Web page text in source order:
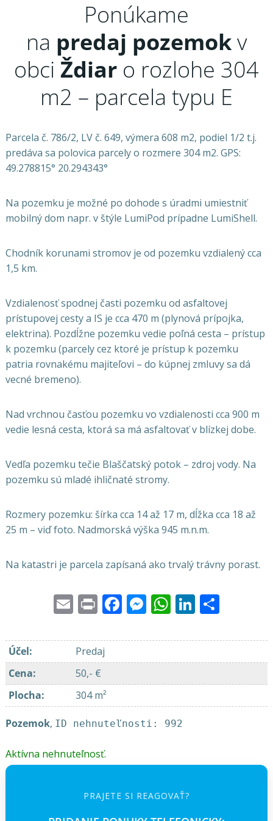
Ponúkame
na predaj pozemokv
obci Ždiar o rozlohe 304
m2 – parcela typu E
Parcela č. 786/2, LV č. 649, výmera 608 m2, podiel 1/2 t.j.
predáva sa polovica parcely o rozmere 304 m2. GPS:
49.278815° 20.294343°
Na pozemku je možné po dohode s úradmi umiestniť
mobilný dom napr. v štýle LumiPod prípadne LumiShell.
Chodník korunami stromov je od pozemku vzdialený cca
1,5 km.
Vzdialenosť spodnej časti pozemku od asfaltovej
prístupovej cesty a IS je cca 470 m (plynová prípojka,
elektrina). Pozdĺžne pozemku vedie poľná cesta – prístup
k pozemku (parcely cez ktoré je prístup k pozemku
patria rovnakému majiteľovi – do kúpnej zmluvy sa dá
vecné bremeno).
Nad vrchnou časťou pozemku vo vzdialenosti cca 900 m
vedie lesná cesta, ktorá sa má asfaltovať v blízkej dobe.
Vedľa pozemku tečie Blaščatský potok – zdroj vody. Na
pozemku sú mladé ihličnaté stromy.
Rozmery pozemku: šírka cca 14 až 17 m, dĺžka cca 18 až
25 m – viď foto. Nadmorská výška 945 m.n.m.
Na katastri je parcela zapísaná ako trvalý trávny porast.
EmailPrintFacebook
Messenger
WhatsApp
LinkedIn
Účel:
Predaj
Cena:
50,- €
Plocha: 304 m²
Pozemok, ID nehnuteľnosti: 992
Aktívna nehnuteľnosť.
PRAJETE SI REAGOVAŤ?